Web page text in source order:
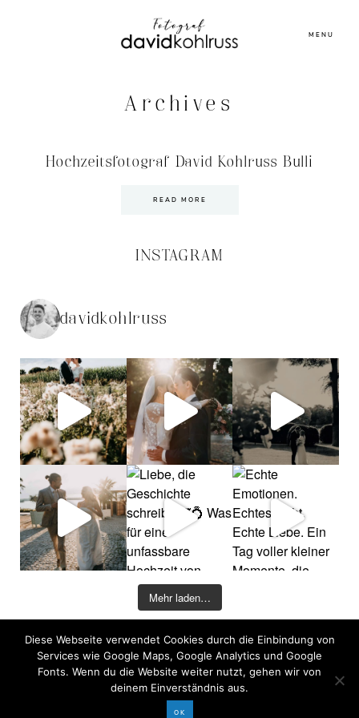
MENU
Archives
Hochzeitsfotograf David Kohlruss Bulli
READ MORE
INSTAGRAM
davidkohlruss
Mehr laden…
©2026 COPYRIGHT DAVID KOHLRUSS
Diese Webseite verwendet Cookies durch die Einbindung von
Services wie Google Maps, Google Analytics und Google
Fonts. Wenn du die Website weiter nutzt, gehen wir von
deinem Einverständnis aus.
OK